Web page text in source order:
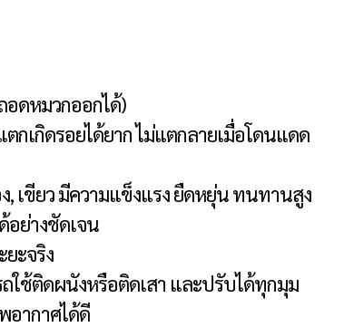
อดหมวกออกได้)
ตกเกิดรอยได้ยาก ไม่แตกลายเมื่อโดนแดด
เขียว มีความแข็งแรง ยืดหยุ่น ทนทานสูง
อย่างชัดเจน
ะจริง
ใช้ติดผนังหรือติดเสา และปรับได้ทุกมุม
อากาศได้ดี